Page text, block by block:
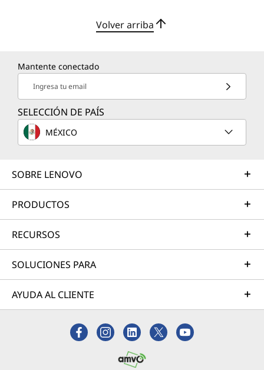
Volver arriba
Mantente conectado
Ingresa tu email
SELECCIÓN DE PAÍS
MÉXICO
SOBRE LENOVO
PRODUCTOS
RECURSOS
SOLUCIONES PARA
AYUDA AL CLIENTE